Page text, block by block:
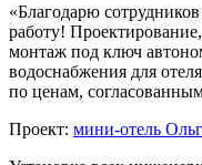
«Благодарю
работу!
монтаж под ключ
водоснабжения для
по ценам,
Проект: мини-отель